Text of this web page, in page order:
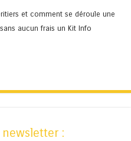
et comment se déroule une
aucun frais un Kit Info
: